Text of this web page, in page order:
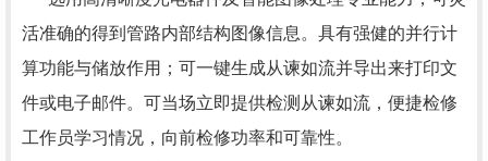
活准确的得到管路内部结构图像信息。具有强健的并行计
算功能与储放作用；可一键生成从谏如流并导出来打印文
件或电子邮件。可当场立即提供检测从谏如流，便捷检修
工作员学习情况，向前检修功率和可靠性。